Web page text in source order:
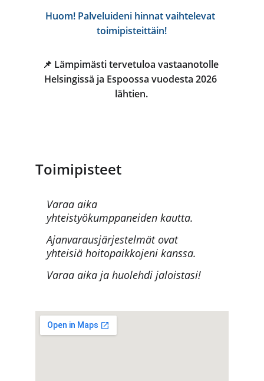
Huom! Palveluideni hinnat vaihtelevat
toimipisteittäin!
📌 Lämpimästi tervetuloa vastaanotolle
Helsingissä ja Espoossa vuodesta 2026
lähtien.
Varaa aika
yhteistyökumppaneiden kautta.
Ajanvarausjärjestelmät ovat
yhteisiä hoitopaikkojeni kanssa.
Varaa aika ja huolehdi jaloistasi!
Toimipisteet